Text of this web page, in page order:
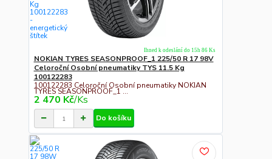
NOKIAN TYRES SEASONPROOF_1 225/50 R 17 98V
Celoroční Osobní pneumatiky TYS 11.5 Kg
100122283
100122283 Celoroční Osobní pneumatiky NOKIAN
TYRES SEASONPROOF_1 ...
2 470 Kč/Ks
Ihned k odeslání do 15h 86 Ks
Do košíku